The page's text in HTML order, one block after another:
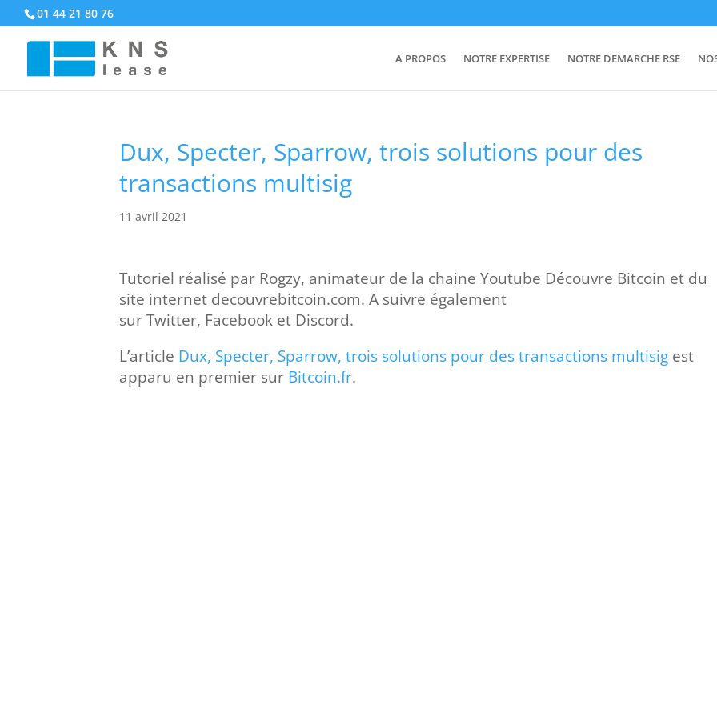
01 44 21 80 76
A PROPOS NOTRE EXPERTISE NOTRE DEMARCHE RSE
Dux, Specter, Sparrow, trois solutions pour des
transactions multisig
11 avril 2021
Tutoriel réalisé par Rogzy, animateur de la chaine Youtube Découvre Bitcoin et du
site internet decouvrebitcoin.com. A suivre également
sur Twitter, Facebook et Discord.
L’article Dux, Specter, Sparrow, trois solutions pour des transactions multisig est
apparu en premier sur Bitcoin.fr.